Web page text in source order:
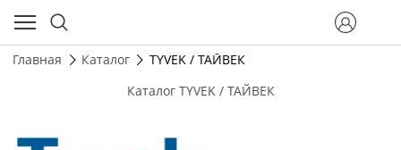
Главная Каталог
TYVEK / ТАЙВЕК
Каталог TYVEK / ТАЙВЕК